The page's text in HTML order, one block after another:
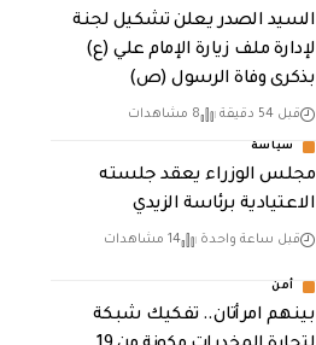
السيد الصدر يعلن تشكيل لجنة
لإدارة ملف زيارة الإمام علي (ع)
بذكرى وفاة الرسول (ص)
قبل 54 دقيقة 8 مشاهدات
سياسة
مجلس الوزراء يعقد جلسته
الاعتيادية برئاسة الزيدي
قبل ساعة واحدة 14 مشاهدات
أمن
بينهم امرأتان.. تفكيك شبكة